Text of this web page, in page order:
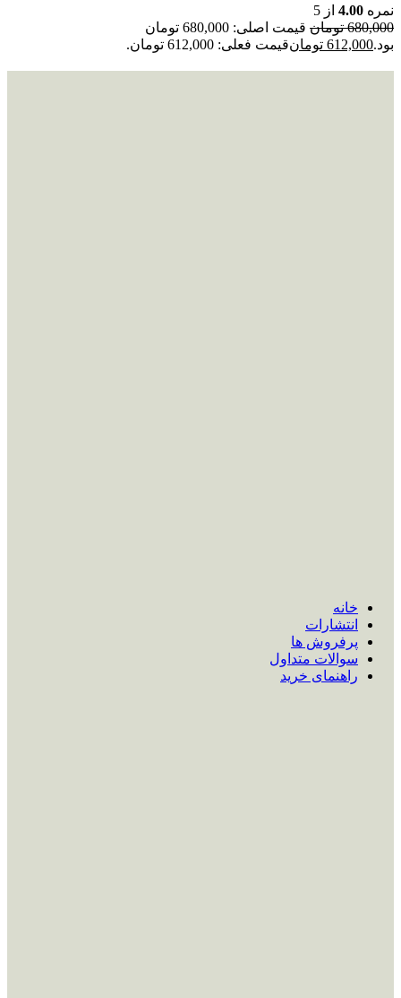
نمره 4.00 از 5
680,000 تومان
قیمت اصلی: 680,000 تومان
بود.612,000 تومانقیمت فعلی: 612,000 تومان.
خانه
انتشارات
پرفروش ها
سوالات متداول
راهنمای خرید